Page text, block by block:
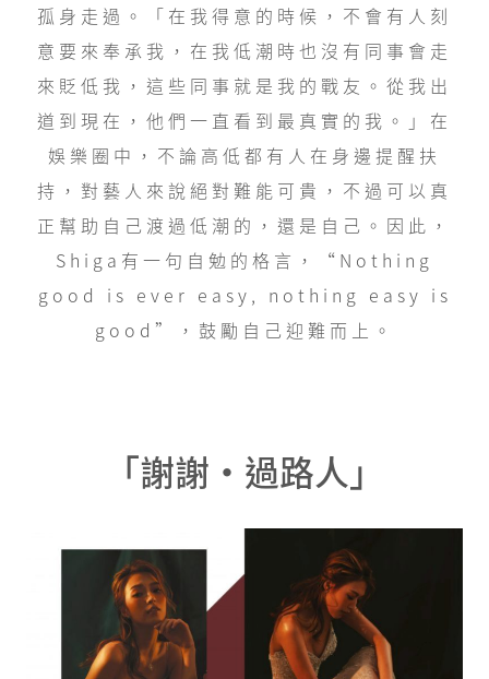
孤身走過。「在我得意的時候，不會有人刻
意要來奉承我，在我低潮時也沒有同事會走
來貶低我，這些同事就是我的戰友。從我出
道到現在，他們一直看到最真實的我。」在
娛樂圈中，不論高低都有人在身邊提醒扶
持，對藝人來說絕對難能可貴，不過可以真
正幫助自己渡過低潮的，還是自己。因此，
Shiga有一句自勉的格言，“Nothing
good is ever easy, nothing easy is
good”，鼓勵自己迎難而上。
「謝謝・過路人」